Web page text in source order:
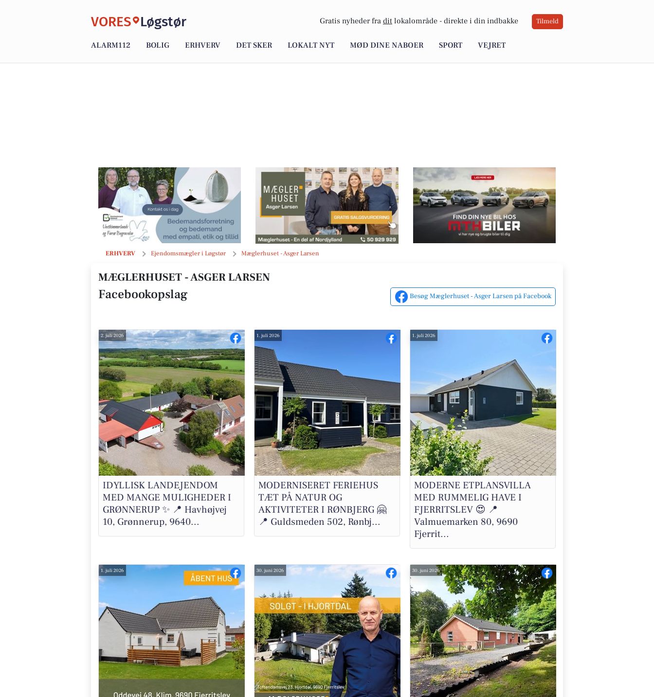
VORES Løgstør Gratis nyheder fra dit lokalområde - direkte i din indbakke Tilmeld
ALARM112 BOLIG ERHVERV DET SKER LOKALT NYT MØD DINE NABOER SPORT VEJRET
ERHVERV Ejendomsmægler i Løgstør Mæglerhuset - Asger Larsen
Opslag
MÆGLERHUSET - ASGER LARSEN
Facebookopslag Besøg Mæglerhuset - Asger Larsen på Facebook
2. juli 2026
IDYLLISK LANDEJENDOM
MED MANGE MULIGHEDER I
GRØNNERUP ✨ 📍 Havhøjvej
10, Grønnerup, 9640...
1. juli 2026
MODERNISERET FERIEHUS
TÆT PÅ NATUR OG
AKTIVITETER I RØNBJERG 🤗
📍 Guldsmeden 502, Rønbj...
1. juli 2026
MODERNE ETPLANSVILLA
MED RUMMELIG HAVE I
FJERRITSLEV 😍 📍
Valmuemarken 80, 9690
Fjerrit...
1. juli 2026 30. juni 2026 30. juni 2026